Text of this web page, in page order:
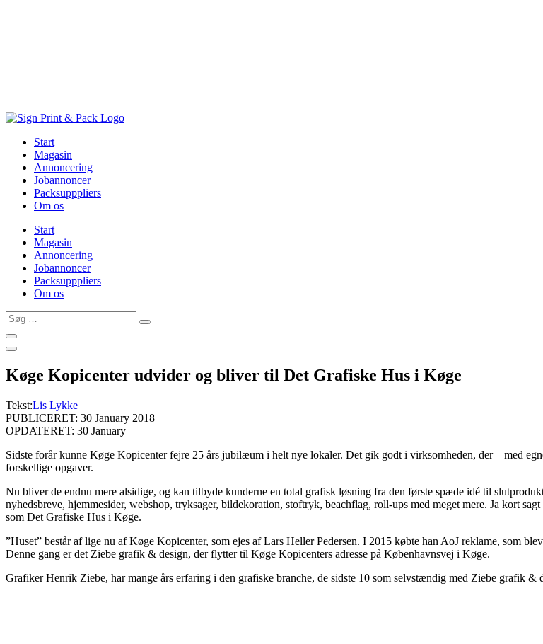
Start
Magasin
Annoncering
Jobannoncer
Packsupppliers
Om os
Start
Magasin
Annoncering
Jobannoncer
Packsupppliers
Om os
Søg
…
Køge Kopicenter udvider og bliver til Det Grafiske Hus i Køge
Tekst:Lis Lykke
PUBLICERET: 30 January 2018
OPDATERET: 30 January
Sidste forår kunne Køge Kopicenter fejre 25 års jubilæum i helt nye lokaler. Det gik godt i virksomheden, der – med
forskellige opgaver.
Nu bliver de endnu mere alsidige, og kan tilbyde kunderne en total grafisk løsning fra den første spæde idé til
nyhedsbreve, hjemmesider, webshop, tryksager, bildekoration, stoftryk, beachflag, roll-ups med meget mere. Ja kort
som Det Grafiske Hus i Køge.
”Huset” består af lige nu af Køge Kopicenter, som ejes af Lars Heller Pedersen. I 2015 købte han AoJ reklame, som
Denne gang er det Ziebe grafik & design, der flytter til Køge Kopicenters adresse på Københavnsvej i Køge.
Grafiker Henrik Ziebe, har mange års erfaring i den grafiske branche, de sidste 10 som selvstændig med Ziebe grafik &